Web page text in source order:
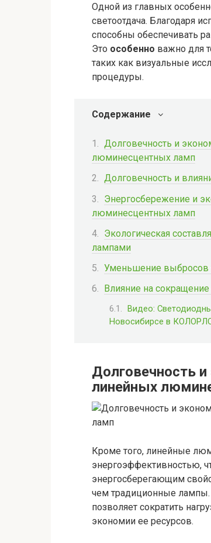
Одной из главных
светоотдача. Благодаря
способны обеспечивать
Это особенно важно для
таких как визуальные
процедуры.
Содержание
Долговечность и
люминесцентных ламп
Долговечность и
Энергосбережение и
люминесцентных ламп
Экологическая
лампами
Уменьшение выбросов
Влияние на
Видео:
Новосибирсе в
Долговечность
линейных
Кроме того, линейные
энергоэффективностью,
энергосберегающим
чем традиционные лампы.
позволяет сократить
экономии ее ресурсов.